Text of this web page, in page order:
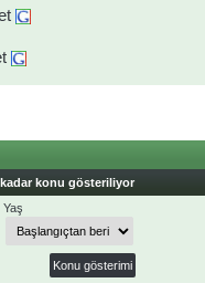
konu gösteriliyor
Yaş